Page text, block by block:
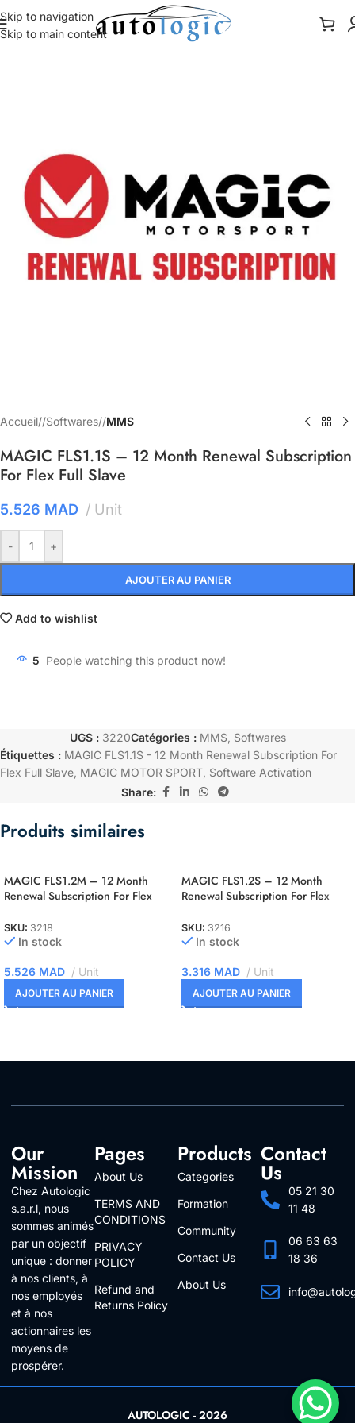
Skip to navigation
Skip to main content
Accueil/ Softwares/ MMS
MAGIC FLS1.1S – 12 Month Renewal Subscription
For Flex Full Slave
5.526 MAD Unit
- +
AJOUTER AU PANIER
Add to wishlist
5 People watching this product now!
UGS : 3220Catégories : MMS Softwares
Étiquettes : MAGIC FLS1.1S - 12 Month Renewal Subscription For
Flex Full Slave MAGIC MOTOR SPORT Software Activation
Share:
Produits similaires
MAGIC FLS1.2M – 12 Month
Renewal Subscription For Flex
SKU: 3218
In stock
5.526 MAD Unit
AJOUTER AU PANIER
MAGIC FLS1.2S – 12 Month
Renewal Subscription For Flex
SKU: 3216
In stock
3.316 MAD Unit
AJOUTER AU PANIER
Our
Mission
Chez Autologic
s.a.r.l, nous
sommes animés
par un objectif
unique : donner
à nos clients, à
nos employés
et à nos
actionnaires les
moyens de
prospérer.
Pages
About Us
TERMS AND
CONDITIONS
PRIVACY
POLICY
Refund and
Returns Policy
Products
Categories
Formation
Community
Contact Us
About Us
Contact
Us
05 21 30
11 48
06 63 63
18 36
AUTOLOGIC - 2026